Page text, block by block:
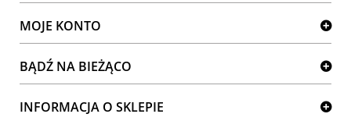
MOJE KONTO
BĄDŹ NA BIEŻĄCO
INFORMACJA O SKLEPIE